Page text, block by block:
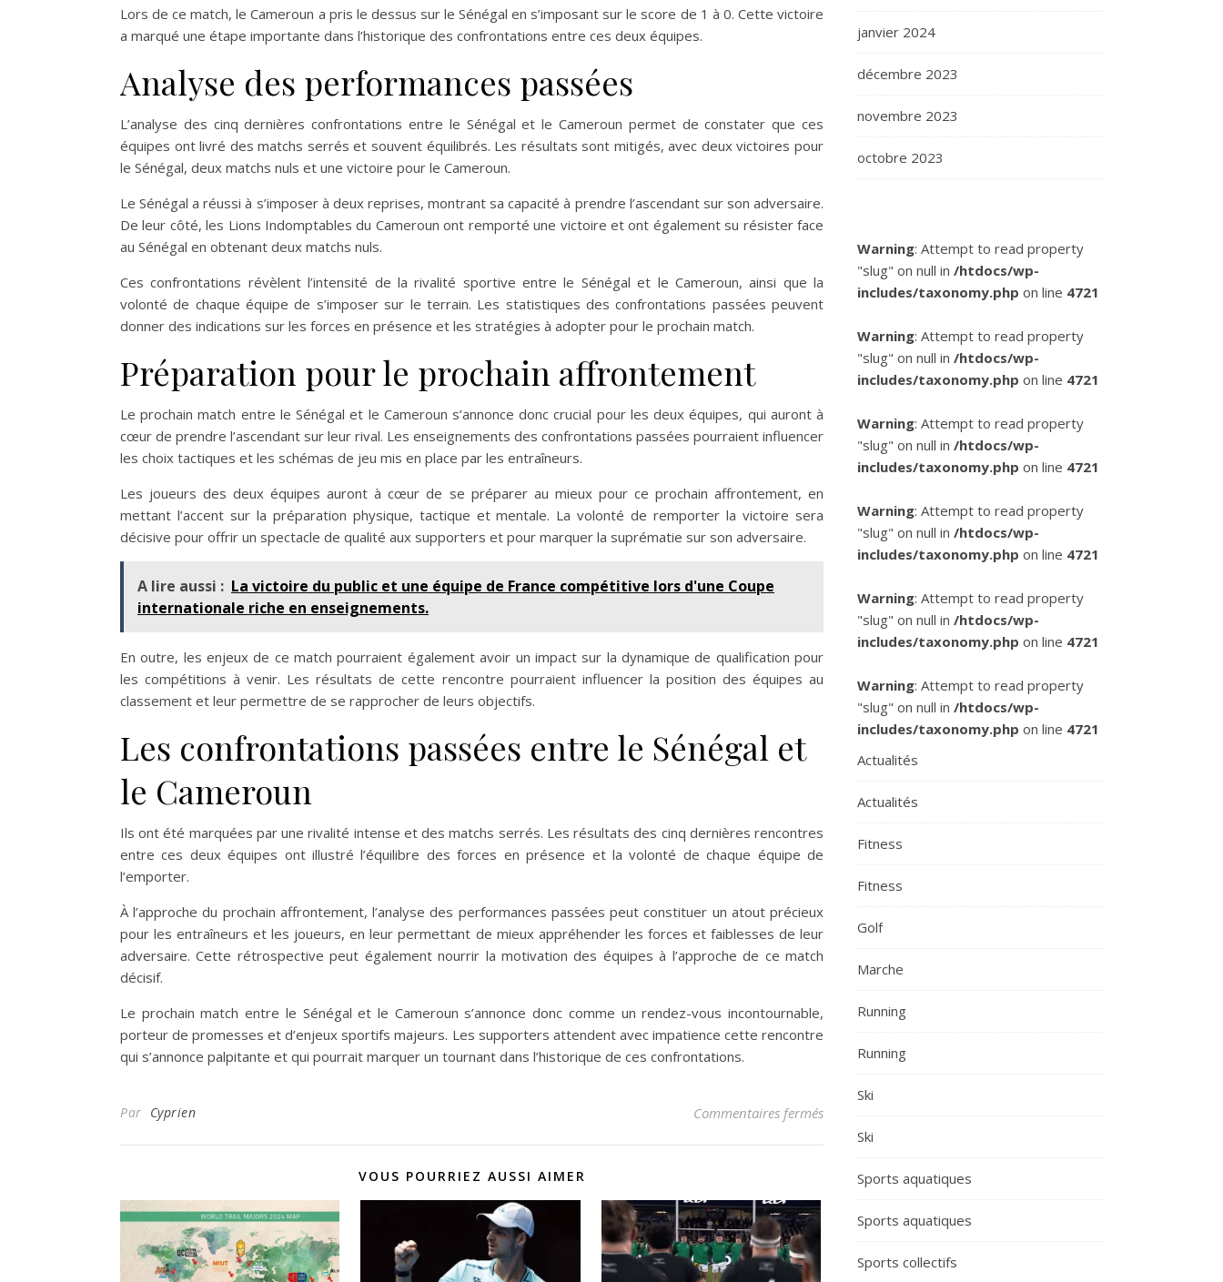
Lors de ce match, le Cameroun a pris le dessus sur le Sénégal en s’imposant sur le score de 1 à 0. Cette victoire
a marqué une étape importante dans l’historique des confrontations entre ces deux équipes.
Analyse des performances passées
L’analyse des cinq dernières confrontations entre le Sénégal et le Cameroun permet de constater que ces
équipes ont livré des matchs serrés et souvent équilibrés. Les résultats sont mitigés, avec deux victoires pour
le Sénégal, deux matchs nuls et une victoire pour le Cameroun.
Le Sénégal a réussi à s’imposer à deux reprises, montrant sa capacité à prendre l’ascendant sur son adversaire.
De leur côté, les Lions Indomptables du Cameroun ont remporté une victoire et ont également su résister face
au Sénégal en obtenant deux matchs nuls.
Ces confrontations révèlent l’intensité de la rivalité sportive entre le Sénégal et le Cameroun, ainsi que la
volonté de chaque équipe de s’imposer sur le terrain. Les statistiques des confrontations passées peuvent
donner des indications sur les forces en présence et les stratégies à adopter pour le prochain match.
Préparation pour le prochain affrontement
Le prochain match entre le Sénégal et le Cameroun s’annonce donc crucial pour les deux équipes, qui auront à
cœur de prendre l’ascendant sur leur rival. Les enseignements des confrontations passées pourraient influencer
les choix tactiques et les schémas de jeu mis en place par les entraîneurs.
Les joueurs des deux équipes auront à cœur de se préparer au mieux pour ce prochain affrontement, en
mettant l’accent sur la préparation physique, tactique et mentale. La volonté de remporter la victoire sera
décisive pour offrir un spectacle de qualité aux supporters et pour marquer la suprématie sur son adversaire.
A lire aussi : La victoire du public et une équipe de France compétitive lors d'une Coupe
internationale riche en enseignements.
En outre, les enjeux de ce match pourraient également avoir un impact sur la dynamique de qualification pour
les compétitions à venir. Les résultats de cette rencontre pourraient influencer la position des équipes au
classement et leur permettre de se rapprocher de leurs objectifs.
Les confrontations passées entre le Sénégal et
le Cameroun
Ils ont été marquées par une rivalité intense et des matchs serrés. Les résultats des cinq dernières rencontres
entre ces deux équipes ont illustré l’équilibre des forces en présence et la volonté de chaque équipe de
l’emporter.
À l’approche du prochain affrontement, l’analyse des performances passées peut constituer un atout précieux
pour les entraîneurs et les joueurs, en leur permettant de mieux appréhender les forces et faiblesses de leur
adversaire. Cette rétrospective peut également nourrir la motivation des équipes à l’approche de ce match
décisif.
Le prochain match entre le Sénégal et le Cameroun s’annonce donc comme un rendez-vous incontournable,
porteur de promesses et d’enjeux sportifs majeurs. Les supporters attendent avec impatience cette rencontre
qui s’annonce palpitante et qui pourrait marquer un tournant dans l’historique de ces confrontations.
Par Cyprien Commentaires ferméssur CAN 2024: Quand et sur quelle chaîne regarder le match
VOUS POURRIEZ AUSSI AIMER
janvier 2024
décembre 2023
novembre 2023
octobre 2023
Warning: Attempt to read property
"slug" on null in /htdocs/wp-
includes/taxonomy.php on line 4721
Warning: Attempt to read property
"slug" on null in /htdocs/wp-
includes/taxonomy.php on line 4721
Warning: Attempt to read property
"slug" on null in /htdocs/wp-
includes/taxonomy.php on line 4721
Warning: Attempt to read property
"slug" on null in /htdocs/wp-
includes/taxonomy.php on line 4721
Warning: Attempt to read property
"slug" on null in /htdocs/wp-
includes/taxonomy.php on line 4721
Warning: Attempt to read property
"slug" on null in /htdocs/wp-
includes/taxonomy.php on line 4721
Actualités
Actualités
Fitness
Fitness
Golf
Marche
Running
Running
Ski
Ski
Sports aquatiques
Sports aquatiques
Sports collectifs